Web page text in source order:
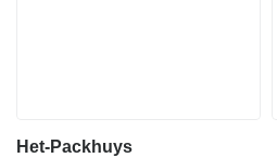
Het-Packhuys